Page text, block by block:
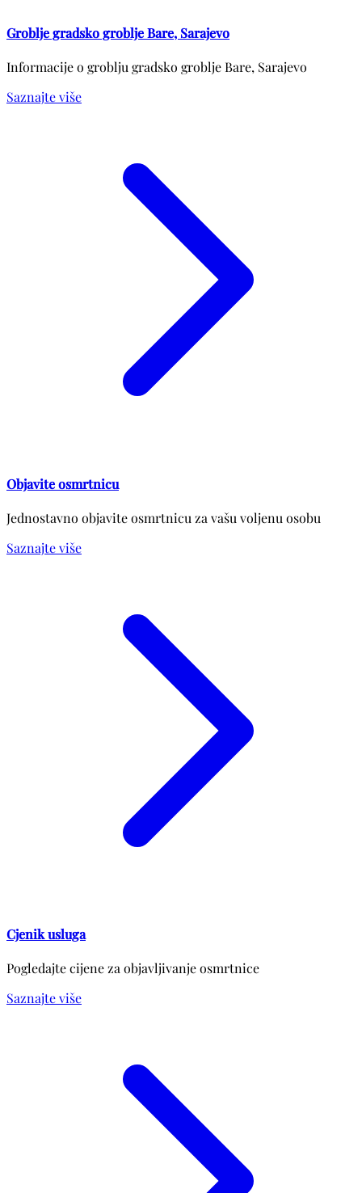
Groblje gradsko groblje Bare, Sarajevo
Informacije o groblju gradsko groblje Bare, Sarajevo
Saznajte više
Objavite osmrtnicu
Jednostavno objavite osmrtnicu za vašu voljenu osobu
Saznajte više
Cjenik usluga
Pogledajte cijene za objavljivanje osmrtnice
Saznajte više